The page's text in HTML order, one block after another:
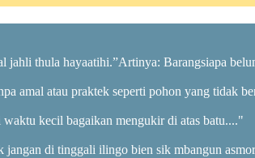
jahli thula hayaatihi.”Artinya: Barangsiapa
amal atau praktek seperti pohon yang tidak
kecil bagaikan mengukir di atas batu...."
di tinggali ilingo bien sik mbangun